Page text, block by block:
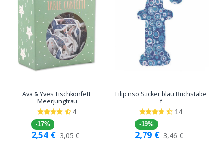
Ava & Yves Tischkonfetti
Meerjungfrau
4
-17%
2,54 € 3,05€
Lilipinso Sticker blau Buchstabe
f
14
-19%
2,79 € 3,46€